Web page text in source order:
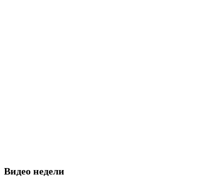
Видео недели